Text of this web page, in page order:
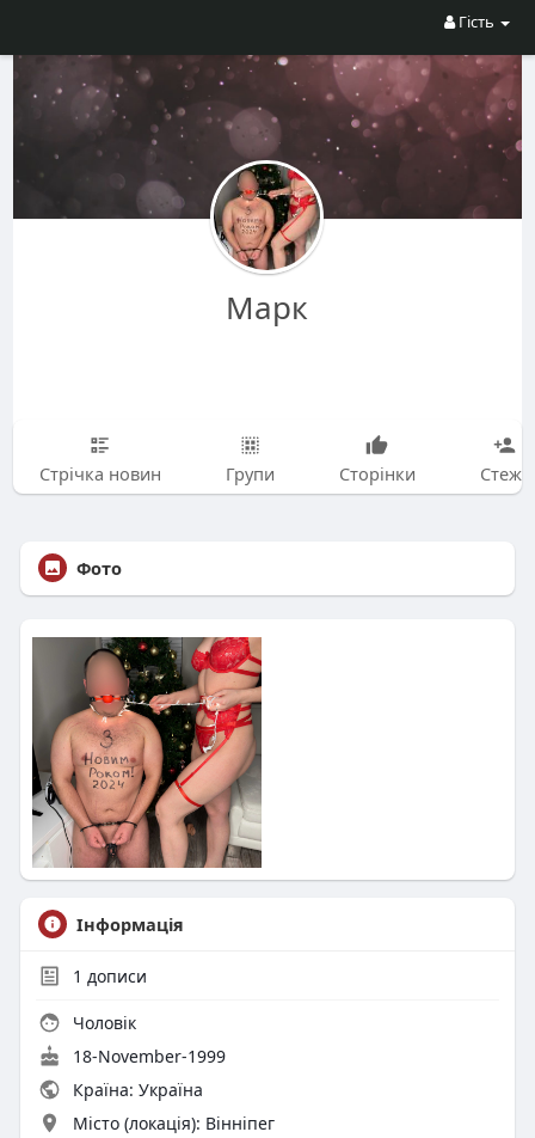
Гість
Марк
Стрічка новин Групи Сторінки Стежу
Фото
Інформація
1 дописи
Чоловік
18-November-1999
Країна: Україна
Місто (локація): Вінніпег